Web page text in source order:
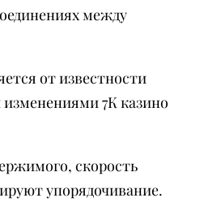
между
от известности
7К казино
скорость
упорядочивание.